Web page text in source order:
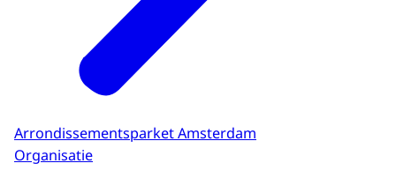
Arrondissementsparket Amsterdam
Organisatie